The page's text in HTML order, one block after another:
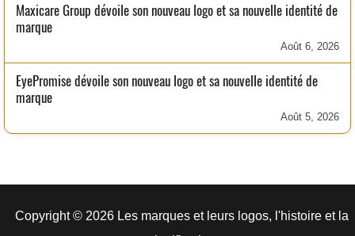
Maxicare Group dévoile son nouveau logo et sa nouvelle identité de
marque
Août 6, 2026
EyePromise dévoile son nouveau logo et sa nouvelle identité de
marque
Août 5, 2026
Copyright © 2026 Les marques et leurs logos, l'histoire et la